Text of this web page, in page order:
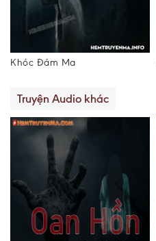
Quan Tài Trôi Sông
Truyện Audio khác